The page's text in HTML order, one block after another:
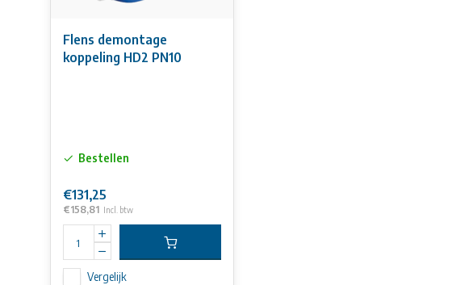
Flens demontage
koppeling HD2 PN10
Bestellen
€131,25
€158,81 Incl. btw
Vergelijk